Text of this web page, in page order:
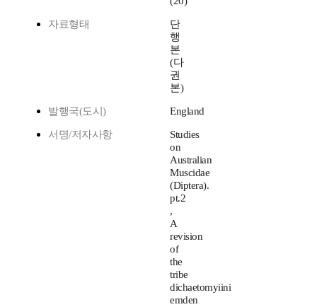
자료형태
단
행
본
(다
권
본)
발행국(도시) England
서명/저자사항
Studies
on
Australian
Muscidae
(Diptera).
pt.2
,
A
revision
of
the
tribe
dichaetomyiini
emden